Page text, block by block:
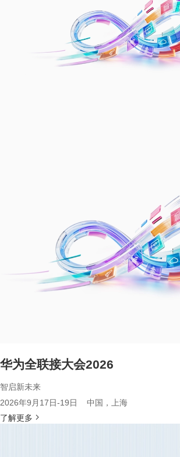
华为全联接大会2026
智启新未来
2026年9月17日-19日 中国，上海
了解更多